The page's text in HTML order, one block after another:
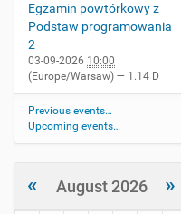
Egzamin powtórkowy z
Podstaw programowania
2
03-09-2026 10:00
(Europe/Warsaw) — 1.14 D
Previous events…
Upcoming events…
« August 2026 »